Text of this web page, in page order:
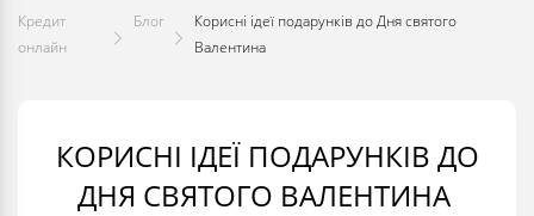
Кредит
онлайн
Блог
Корисні ідеї подарунків до Дня святого
Валентина
КОРИСНІ ІДЕЇ ПОДАРУНКІВ ДО
ДНЯ СВЯТОГО ВАЛЕНТИНА